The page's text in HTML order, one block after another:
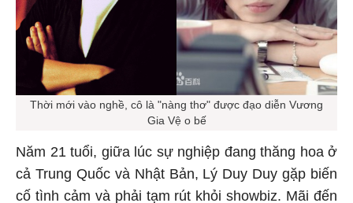
Thời mới vào nghề, cô là "nàng thơ" được đạo diễn Vương
Gia Vệ o bế
Năm 21 tuổi, giữa lúc sự nghiệp đang thăng hoa ở
cả Trung Quốc và Nhật Bản, Lý Duy Duy gặp biến
cố tình cảm và phải tạm rút khỏi showbiz. Mãi đến